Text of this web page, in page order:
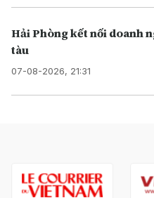
Hải Phòng kết nối doanh
tàu
07-08-2026, 21:31